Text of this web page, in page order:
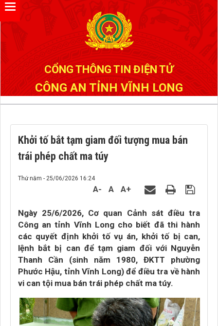
CỔNG THÔNG TIN ĐIỆN TỬ
CÔNG AN TỈNH VĨNH LONG
Khởi tố bắt tạm giam đối tượng mua bán
trái phép chất ma túy
Thứ năm - 25/06/2026 16:24
A- A A+
Ngày 25/6/2026, Cơ quan Cảnh sát điều tra
Công an tỉnh Vĩnh Long cho biết đã thi hành
các quyết định khởi tố vụ án, khởi tố bị can,
lệnh bắt bị can để tạm giam đối với Nguyễn
Thanh Cần (sinh năm 1980, ĐKTT phường
Phước Hậu, tỉnh Vĩnh Long) để điều tra về hành
vi can tội mua bán trái phép chất ma túy.